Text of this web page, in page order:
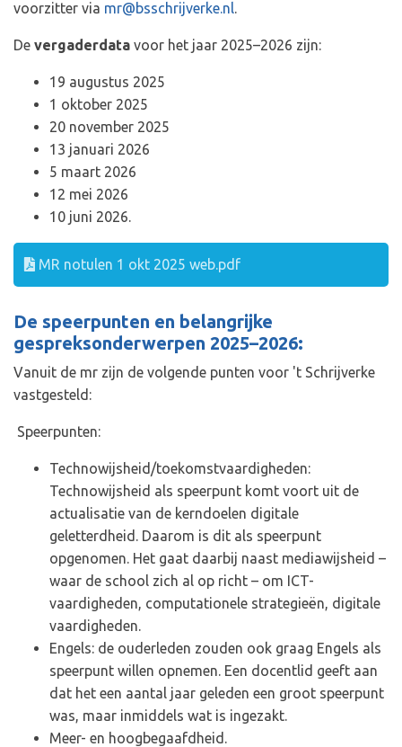
voorzitter via mr@bsschrijverke.nl.
De vergaderdata voor het jaar 2025–2026 zijn:
19 augustus 2025
1 oktober 2025
20 november 2025
13 januari 2026
5 maart 2026
12 mei 2026
10 juni 2026.
MR notulen 1 okt 2025 web.pdf
De speerpunten en belangrijke
gespreksonderwerpen 2025–2026:
Vanuit de mr zijn de volgende punten voor 't Schrijverke
vastgesteld:
Speerpunten:
Technowijsheid/toekomstvaardigheden:
Technowijsheid als speerpunt komt voort uit de
actualisatie van de kerndoelen digitale
geletterdheid. Daarom is dit als speerpunt
opgenomen. Het gaat daarbij naast mediawijsheid –
waar de school zich al op richt – om ICT-
vaardigheden, computationele strategieën, digitale
vaardigheden.
Engels: de ouderleden zouden ook graag Engels als
speerpunt willen opnemen. Een docentlid geeft aan
dat het een aantal jaar geleden een groot speerpunt
was, maar inmiddels wat is ingezakt.
Meer- en hoogbegaafdheid.